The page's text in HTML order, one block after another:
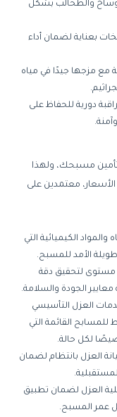
والطحالب بشكل
بعناية لضمان أداء
مع مزجها جيدًا في مياه
دورية للحفاظ على
مسبحك، ولهذا
معتمدين على
الكيميائية التي
الأمد للمسبح.
مستوى لتحقيق دقة
الجودة والسلامة.
العزل التأسيسي
للمسابح القائمة التي
لكل حالة.
العزل بانتظام لضمان
العزل لضمان تطبيق
عمر المسبح.